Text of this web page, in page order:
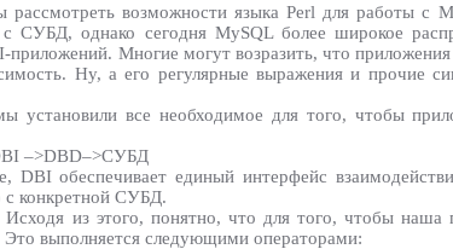
рассмотреть возможности языка Perl для работы
с СУБД, однако сегодня MySQL более широкое
приложений. Многие могут возразить, что
Ну, а его регулярные выражения и прочие
установили все необходимое для того, чтобы
–>DBD–>СУБД
обеспечивает единый интерфейс
с конкретной СУБД.
из этого, понятно, что для того, чтобы
выполняется следующими операторами: